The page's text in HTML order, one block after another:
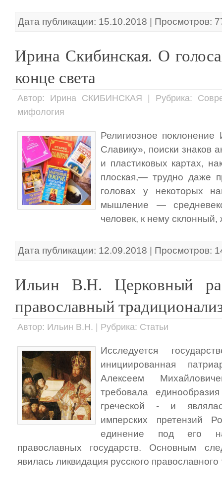
Дата публикации: 15.10.2018 | Просмотров:
Ирина Скибинская. О
конце света
Автор: Ирина СКИБИНСКАЯ | Рубрика:
мифология
Религиозное
Славику», поиски знаков
и пластиковых картах,
плоская,— трудно даже
головах у некоторых
мышление —
человек, к нему склонный,
Дата публикации: 12.09.2018 | Просмотров:
Ильин В.Н. Церковный
православный
Автор: Ильин В.Н. | Рубрика: Статьи
Исследуется
инициированная
Алексеем
требовала
греческой - и
имперских претензий
единение под его
православных государств. Основным
явилась ликвидация русского